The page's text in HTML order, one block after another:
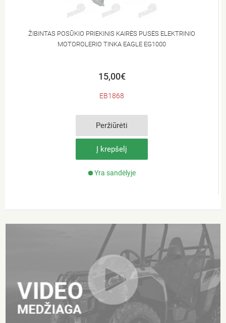
ŽIBINTAS POSŪKIO PRIEKINIS KAIRĖS PUSĖS ELEKTRINIO
MOTOROLERIO TINKA EAGLE EG1000
15,00€
EB1868
Peržiūrėti
Į krepšelį
Yra sandėlyje